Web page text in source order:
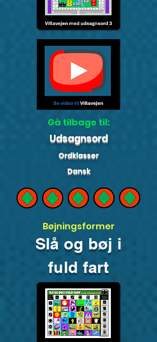
Gå tilbage til:
Udsagnsord
Ordklasser
Dansk
Bøjningsformer
Slå og bøj i
fuld fart